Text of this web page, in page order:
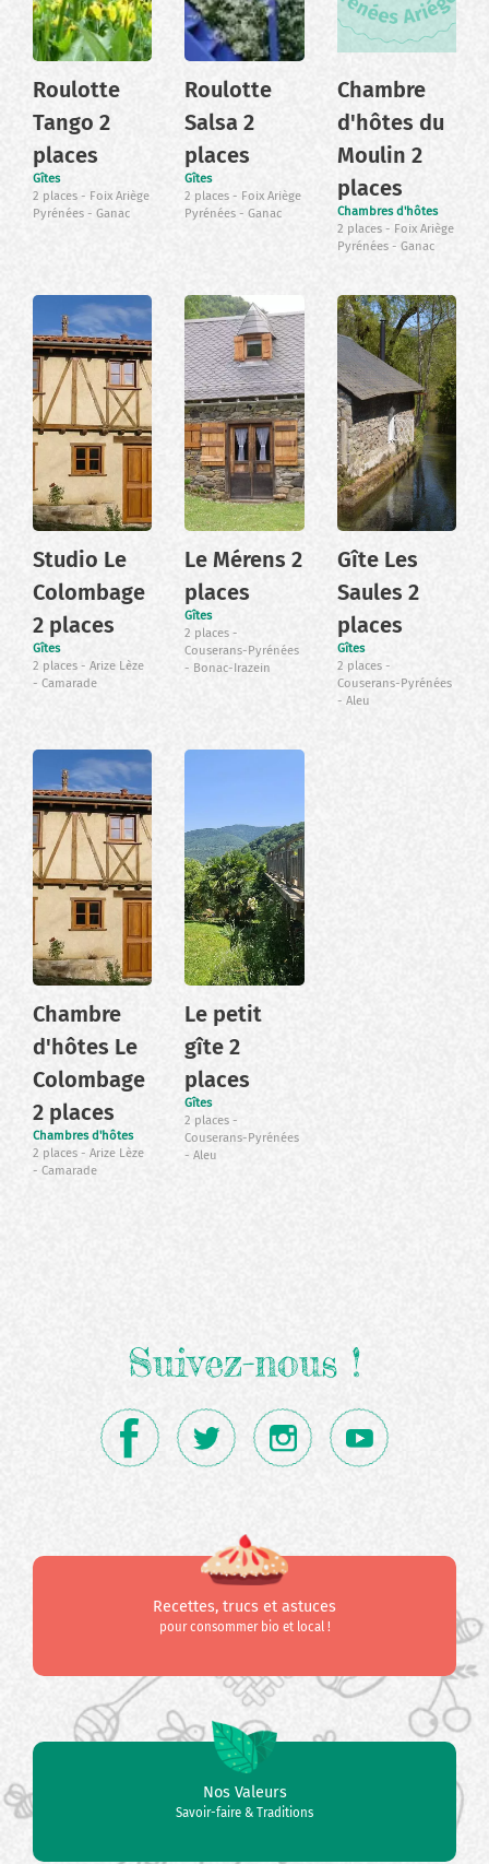
Roulotte
Tango 2
places
Gîtes
2 places
Foix Ariège
Pyrénées
Ganac
Roulotte
Salsa 2
places
Gîtes
2 places
Foix Ariège
Pyrénées
Ganac
Chambre
d'hôtes du
Moulin 2
places
Chambres d'hôtes
2 places
Foix Ariège
Pyrénées
Ganac
Studio Le
Colombage
2 places
Gîtes
2 places
Arize Lèze
Camarade
Le Mérens 2
places
Gîtes
2 places
Couserans-Pyrénées
Bonac-Irazein
Gîte Les
Saules 2
places
Gîtes
2 places
Couserans-Pyrénées
Aleu
Chambre
d'hôtes Le
Colombage
2 places
Chambres d'hôtes
2 places
Arize Lèze
Camarade
Le petit
gîte 2
places
Gîtes
2 places
Couserans-Pyrénées
Aleu
Suivez-nous !
Recettes, trucs et astuces
pour consommer bio et local !
Nos Valeurs
Savoir-faire & Traditions